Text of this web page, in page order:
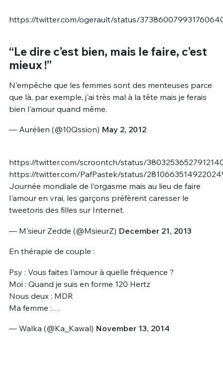
https://twitter.com/ogerault/status/
“Le dire c’est bien, mais le faire, c’est
mieux !”
N'empêche que les femmes sont des menteuses parce
que là, par exemple, j'ai très mal à la tête mais je ferais
bien l'amour quand même.
— Aurélien (@10Qssion) May 2, 2012
https://twitter.com/scroontch/status/
https://twitter.com/PafPastek/status/
Journée mondiale de l'orgasme mais au lieu de faire
l'amour en vrai, les garçons préfèrent caresser le
tweetoris des filles sur Internet.
— M'sieur Zedde (@MsieurZ) December 21, 2013
En thérapie de couple :
Psy : Vous faites l'amour à quelle fréquence ?
Moi : Quand je suis en forme 120 Hertz
Nous deux : MDR
Ma femme :…
— Walka (@Ka_Kawal) November 13, 2014